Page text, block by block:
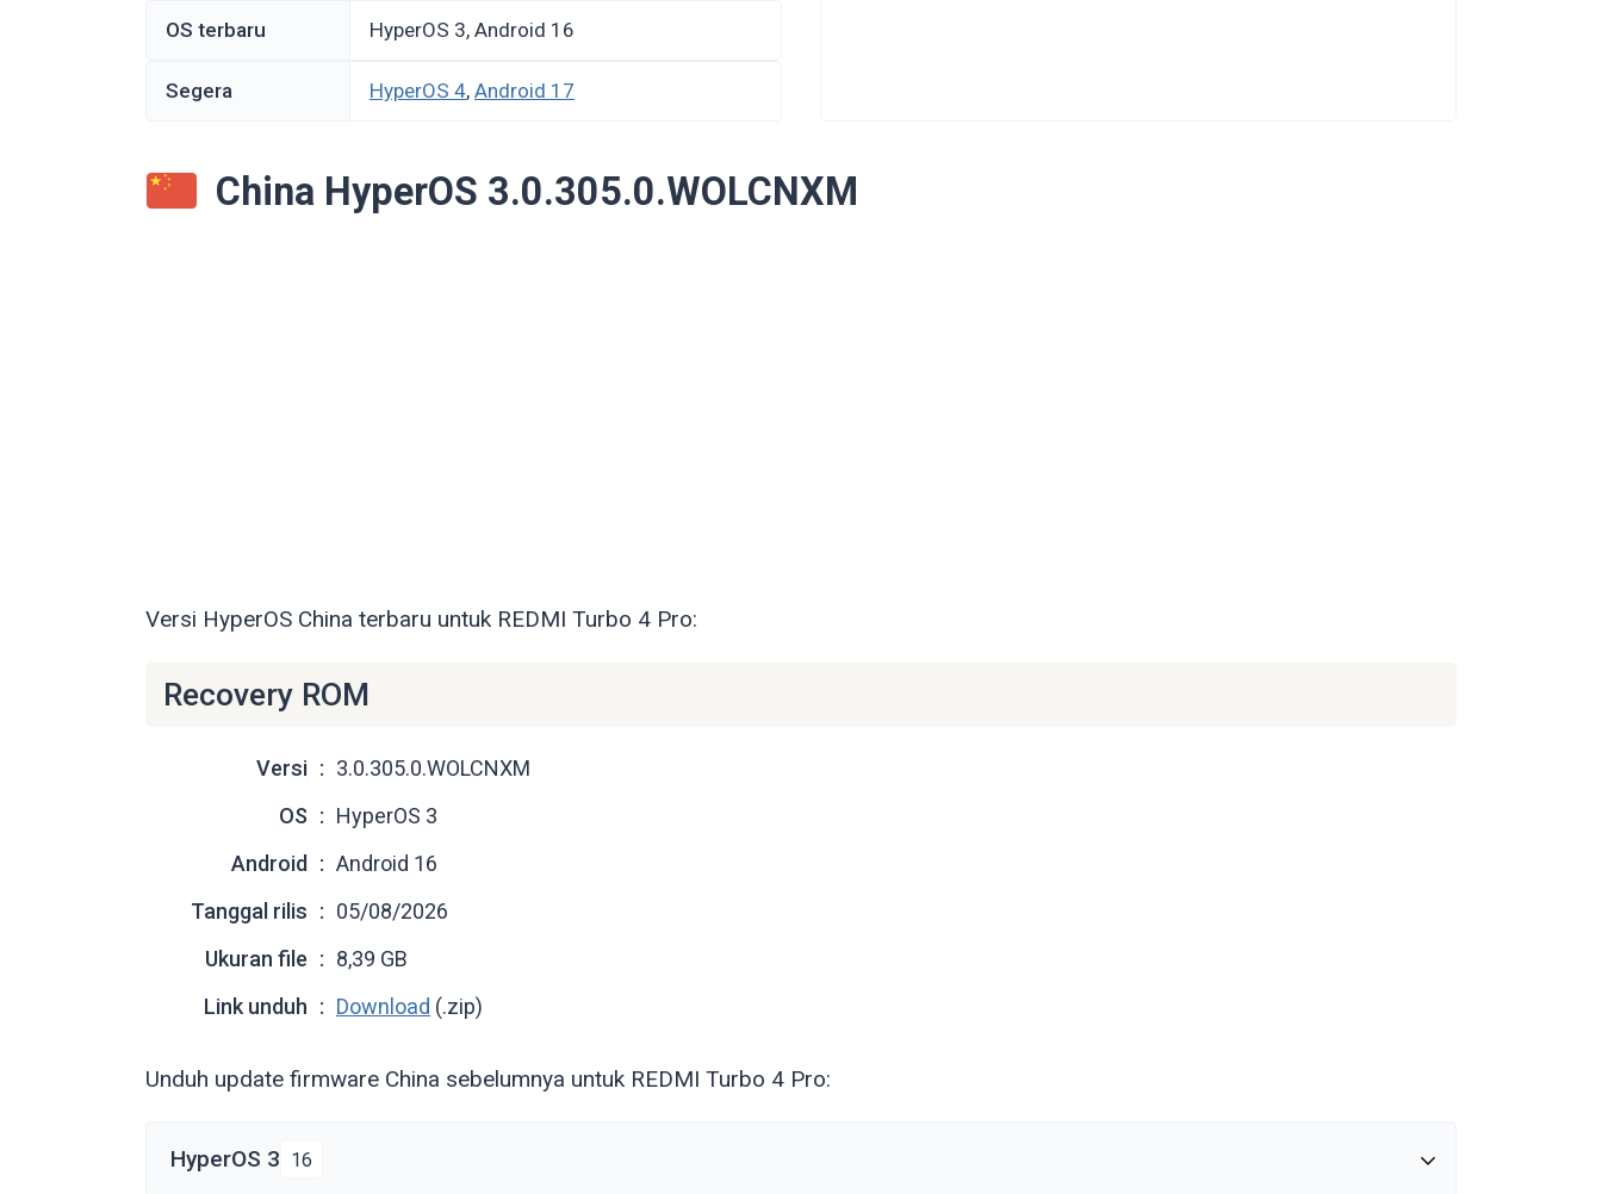
OS terbaru HyperOS 3, Android 16
Segera HyperOS 4, Android 17
China HyperOS 3.0.305.0.WOLCNXM
Versi HyperOS China terbaru untuk REDMI Turbo 4 Pro:
Recovery ROM
Versi
3.0.305.0.WOLCNXM
OS
HyperOS 3
Android
Android 16
Tanggal rilis
05/08/2026
Ukuran file
8,39 GB
Link unduh
Download (.zip)
Unduh update firmware China sebelumnya untuk REDMI Turbo 4 Pro:
HyperOS 3 16